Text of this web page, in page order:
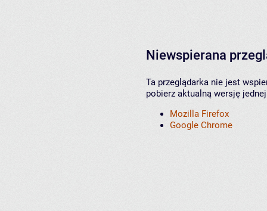
Niewspierana
Ta przeglądarka nie jest
pobierz aktualną wersję
Mozilla Firefox
Google Chrome